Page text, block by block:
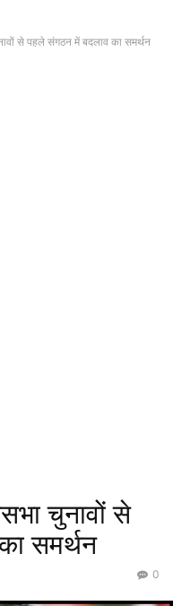
से पहले संगठन में बदलाव का समर्थन
चुनावों से
समर्थन
0